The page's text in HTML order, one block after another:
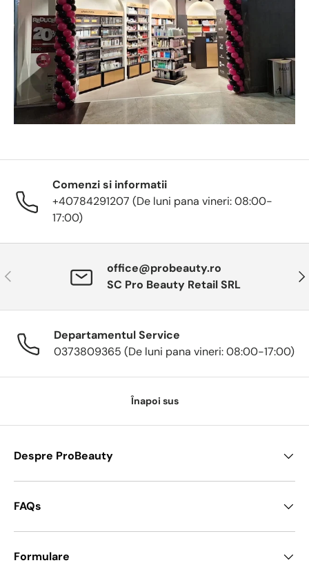
Comenzi si informatii
+40784291207 (De luni pana vineri: 08:00-
17:00)
Anterior
office@probeauty.ro
SC Pro Beauty Retail SRL
Departamentul Service
0373809365 (De luni pana vineri: 08:00-17:00)
Înapoi sus
Despre ProBeauty
FAQs
Formulare